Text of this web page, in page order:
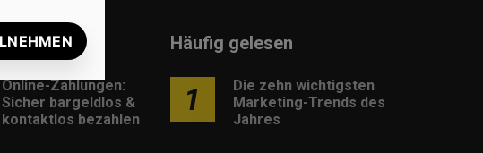
Online-Zahlungen:
Sicher bargeldlos &
kontaktlos bezahlen
Häufig gelesen
1
Die zehn wichtigsten
Marketing-Trends des
Jahres